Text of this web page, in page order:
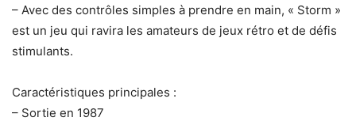
– Avec des contrôles simples à prendre en main, « Storm »
est un jeu qui ravira les amateurs de jeux rétro et de défis
stimulants.
Caractéristiques principales :
– Sortie en 1987